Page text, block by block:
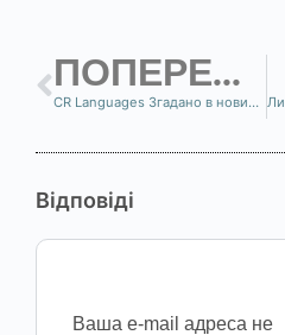
ПОПЕРЕДНІ
CR Languages Згадано в новинах на KTVB
Відповіді
Ваша e-mail адреса не